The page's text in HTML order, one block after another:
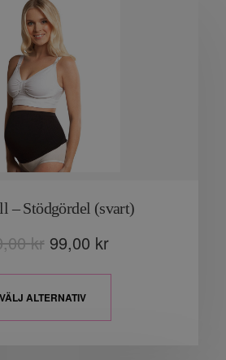
– Stödgördel (svart)
kr 99,00 kr
VÄLJ ALTERNATIV